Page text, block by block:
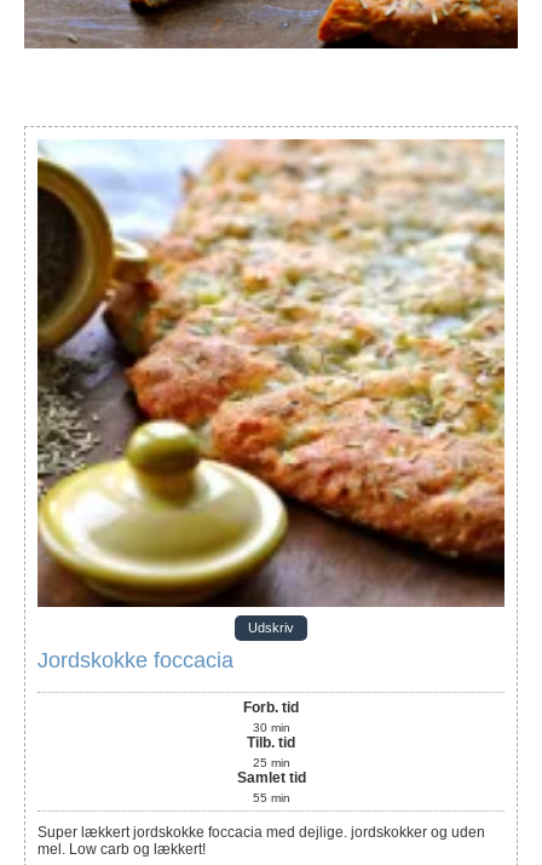
Udskriv
Jordskokke foccacia
Forb. tid
30 min
Tilb. tid
25 min
Samlet tid
55 min
Super lækkert jordskokke foccacia med dejlige. jordskokker og uden
mel. Low carb og lækkert!